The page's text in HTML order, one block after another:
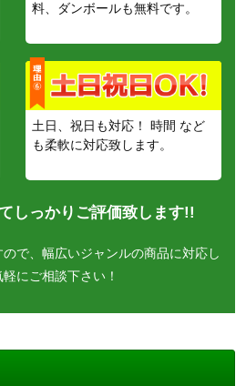
料、ダンボールも無料です。
土日、祝日も対応！ 時間 など
も柔軟に対応致します。
しっかりご評価致します!!
で、幅広いジャンルの商品に対応し
にご相談下さい！